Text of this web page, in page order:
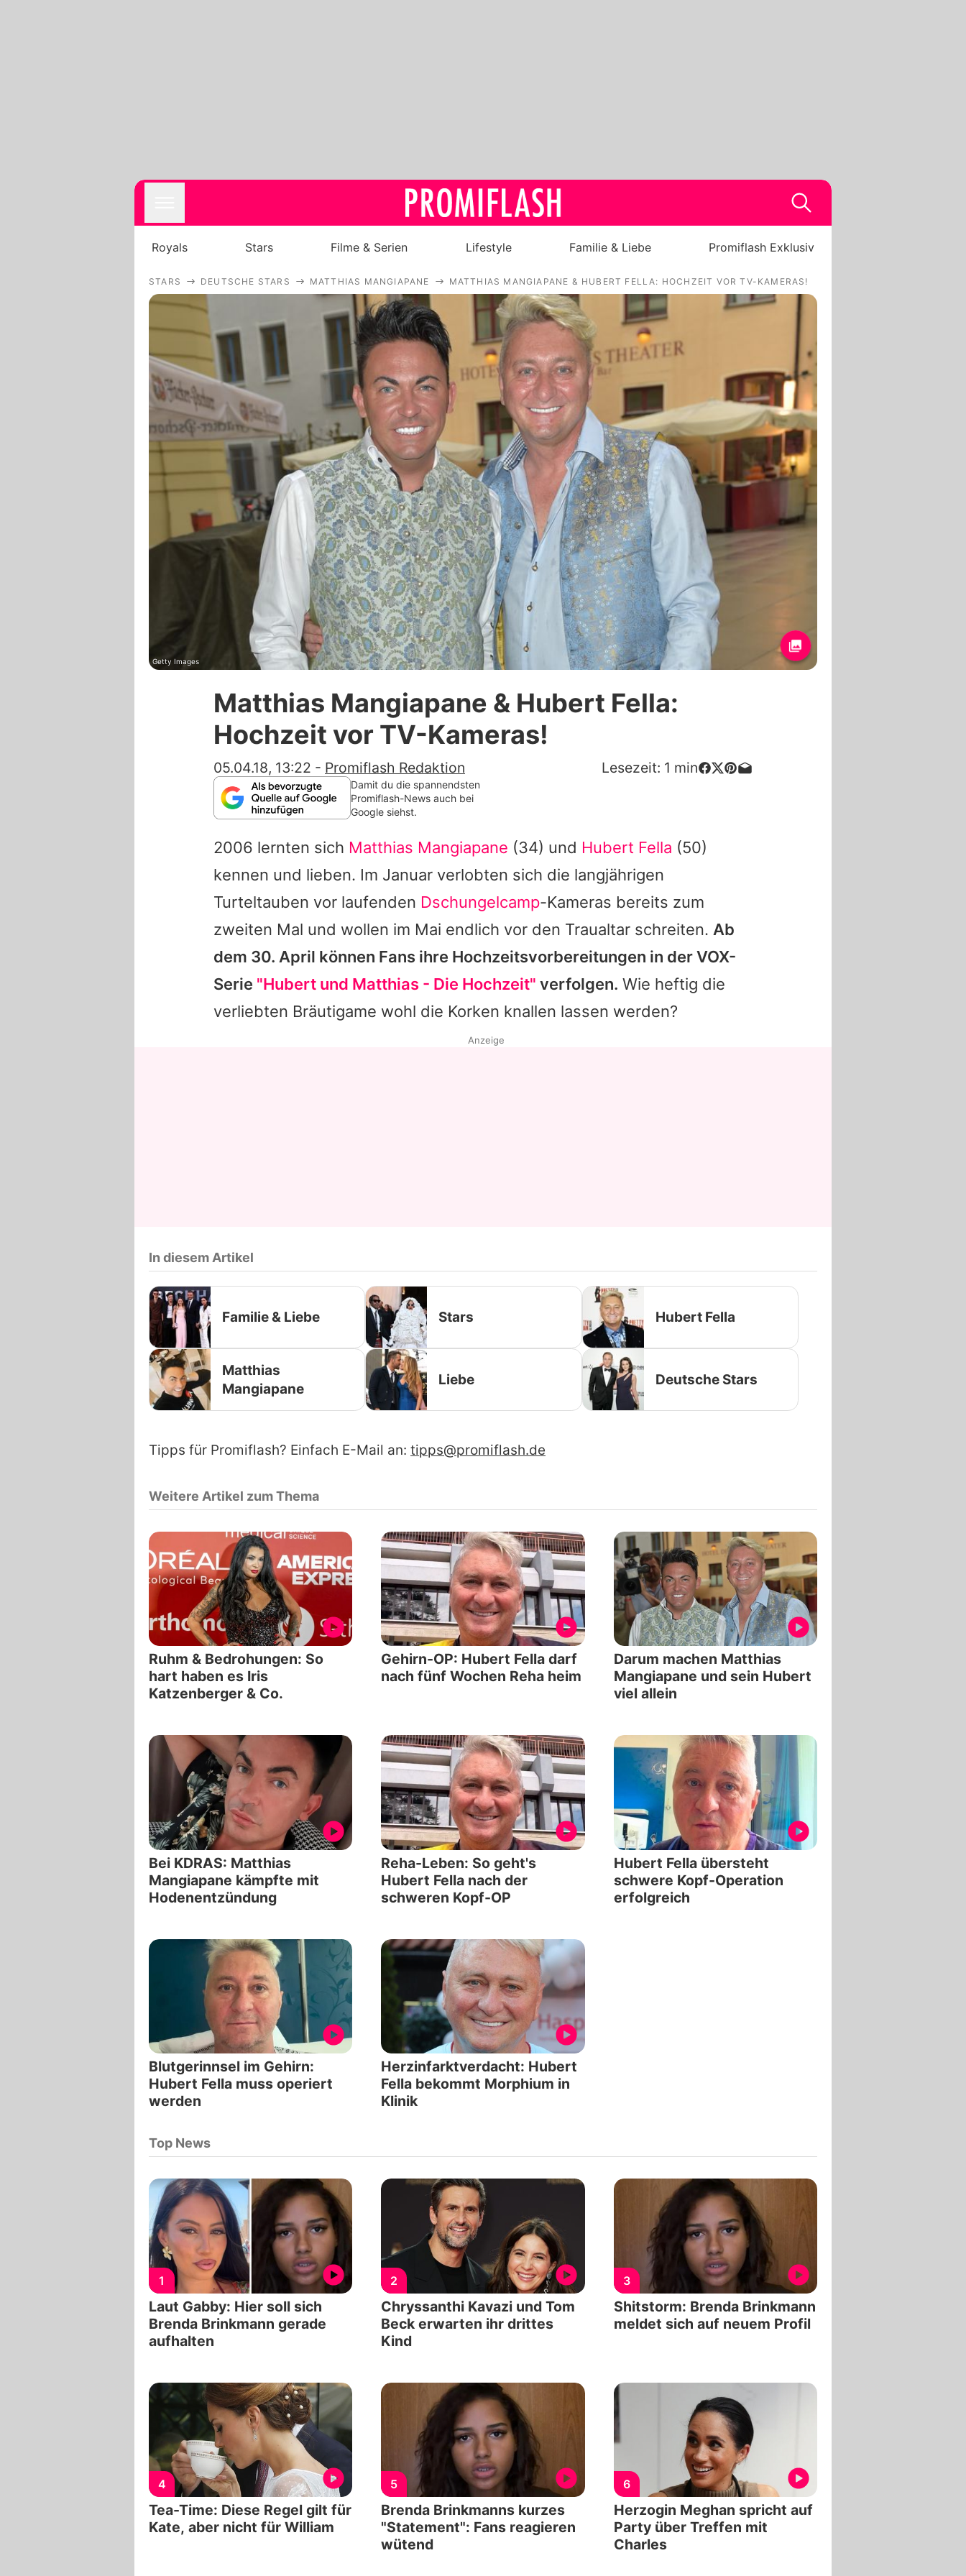
Royals
Stars
Filme & Serien
Lifestyle
Familie & Liebe
Promiflash Exklusiv
Alle Themen auf Promiflash
Jobs
App runterladen
Team
Redaktionelle Richtlinien
Impressum
Datenschutzerklärung
Nutzungsbedingungen
Utiq verwalten
Royals Stars Filme & Serien Lifestyle Familie & Liebe Promiflash Exklusiv
STARS DEUTSCHE STARS MATTHIAS MANGIAPANE MATTHIAS MANGIAPANE & HUBERT FELLA: HOCHZEIT VOR TV-KAMERAS!
Getty Images
Matthias Mangiapane & Hubert Fella:
Hochzeit vor TV-Kameras!
05.04.18, 13:22 - Promiflash Redaktion Lesezeit: 1 min
Damit du die spannendsten
Promiflash-News auch bei
Google siehst.
2006 lernten sich Matthias Mangiapane (34) und Hubert Fella (50)
kennen und lieben. Im Januar verlobten sich die langjährigen
Turteltauben vor laufenden Dschungelcamp-Kameras bereits zum
zweiten Mal und wollen im Mai endlich vor den Traualtar schreiten. Ab
dem 30. April können Fans ihre Hochzeitsvorbereitungen in der VOX-
Serie "Hubert und Matthias - Die Hochzeit" verfolgen. Wie heftig die
verliebten Bräutigame wohl die Korken knallen lassen werden?
Anzeige
In diesem Artikel
Familie & Liebe Stars Hubert Fella
Matthias
Mangiapane
Liebe Deutsche Stars
Tipps für Promiflash? Einfach E-Mail an: tipps@promiflash.de
Weitere Artikel zum Thema
Ruhm & Bedrohungen: So
hart haben es Iris
Katzenberger & Co.
Gehirn-OP: Hubert Fella darf
nach fünf Wochen Reha heim
Darum machen Matthias
Mangiapane und sein Hubert
viel allein
Bei KDRAS: Matthias
Mangiapane kämpfte mit
Hodenentzündung
Reha-Leben: So geht's
Hubert Fella nach der
schweren Kopf-OP
Hubert Fella übersteht
schwere Kopf-Operation
erfolgreich
Blutgerinnsel im Gehirn:
Hubert Fella muss operiert
werden
Herzinfarktverdacht: Hubert
Fella bekommt Morphium in
Klinik
Top News
1
Laut Gabby: Hier soll sich
Brenda Brinkmann gerade
aufhalten
2
Chryssanthi Kavazi und Tom
Beck erwarten ihr drittes
Kind
3
Shitstorm: Brenda Brinkmann
meldet sich auf neuem Profil
4
Tea-Time: Diese Regel gilt für
Kate, aber nicht für William
5
Brenda Brinkmanns kurzes
"Statement": Fans reagieren
wütend
6
Herzogin Meghan spricht auf
Party über Treffen mit
Charles